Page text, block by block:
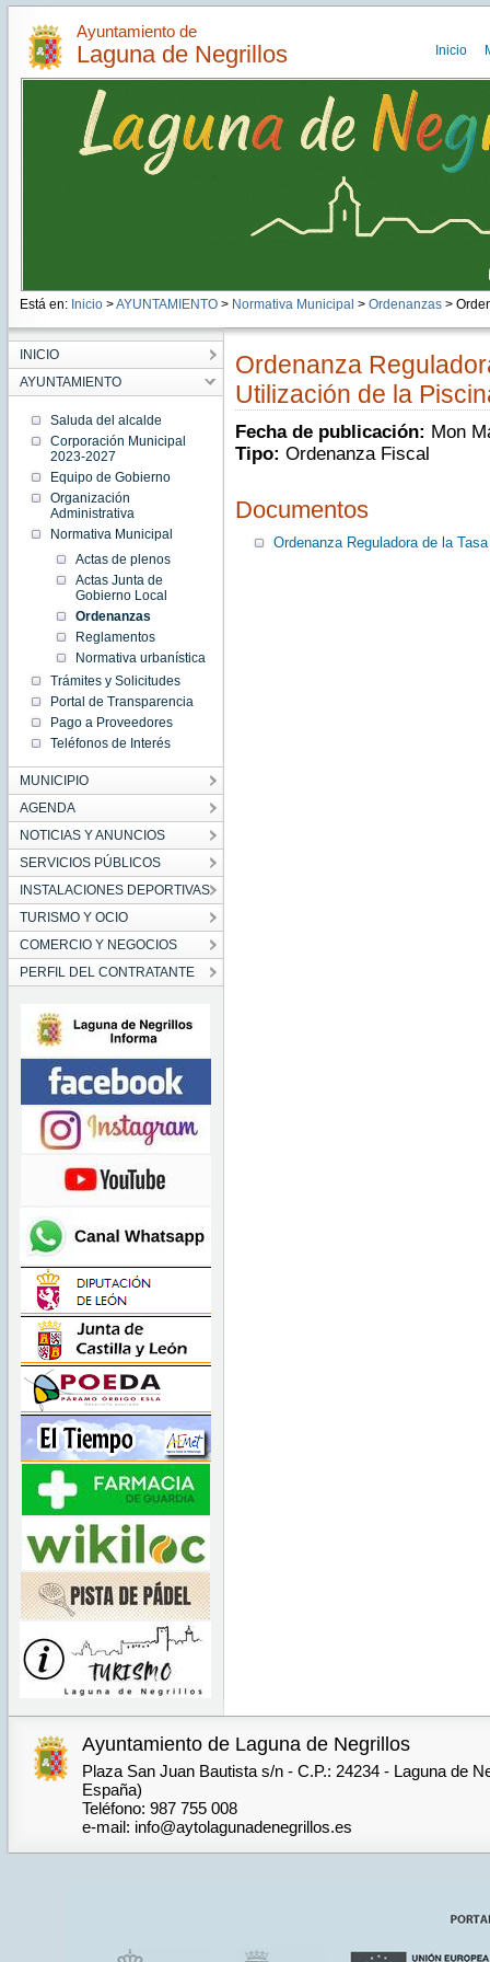
Ayuntamiento de
Laguna de Negrillos Inicio
Está en: Inicio >AYUNTAMIENTO> Normativa Municipal > Ordenanzas>
INICIO
AYUNTAMIENTO
Saluda del alcalde
Corporación Municipal
2023-2027
Equipo de Gobierno
Organización
Administrativa
Normativa Municipal
Actas de plenos
Actas Junta de
Gobierno Local
Ordenanzas
Reglamentos
Normativa urbanística
Trámites y Solicitudes
Portal de Transparencia
Pago a Proveedores
Teléfonos de Interés
MUNICIPIO
AGENDA
NOTICIAS Y ANUNCIOS
SERVICIOS PÚBLICOS
INSTALACIONES DEPORTIVAS
TURISMO Y OCIO
COMERCIO Y NEGOCIOS
PERFIL DEL CONTRATANTE
Ordenanza
Utilización de la
Fecha de publicación: Mon
Tipo: Ordenanza Fiscal
Documentos
Ordenanza Reguladora de la
Ayuntamiento de Laguna de Negrillos
Plaza San Juan Bautista s/n - C.P.: 24234 - Laguna de
España)
Teléfono: 987 755 008
e-mail: info@aytolagunadenegrillos.es